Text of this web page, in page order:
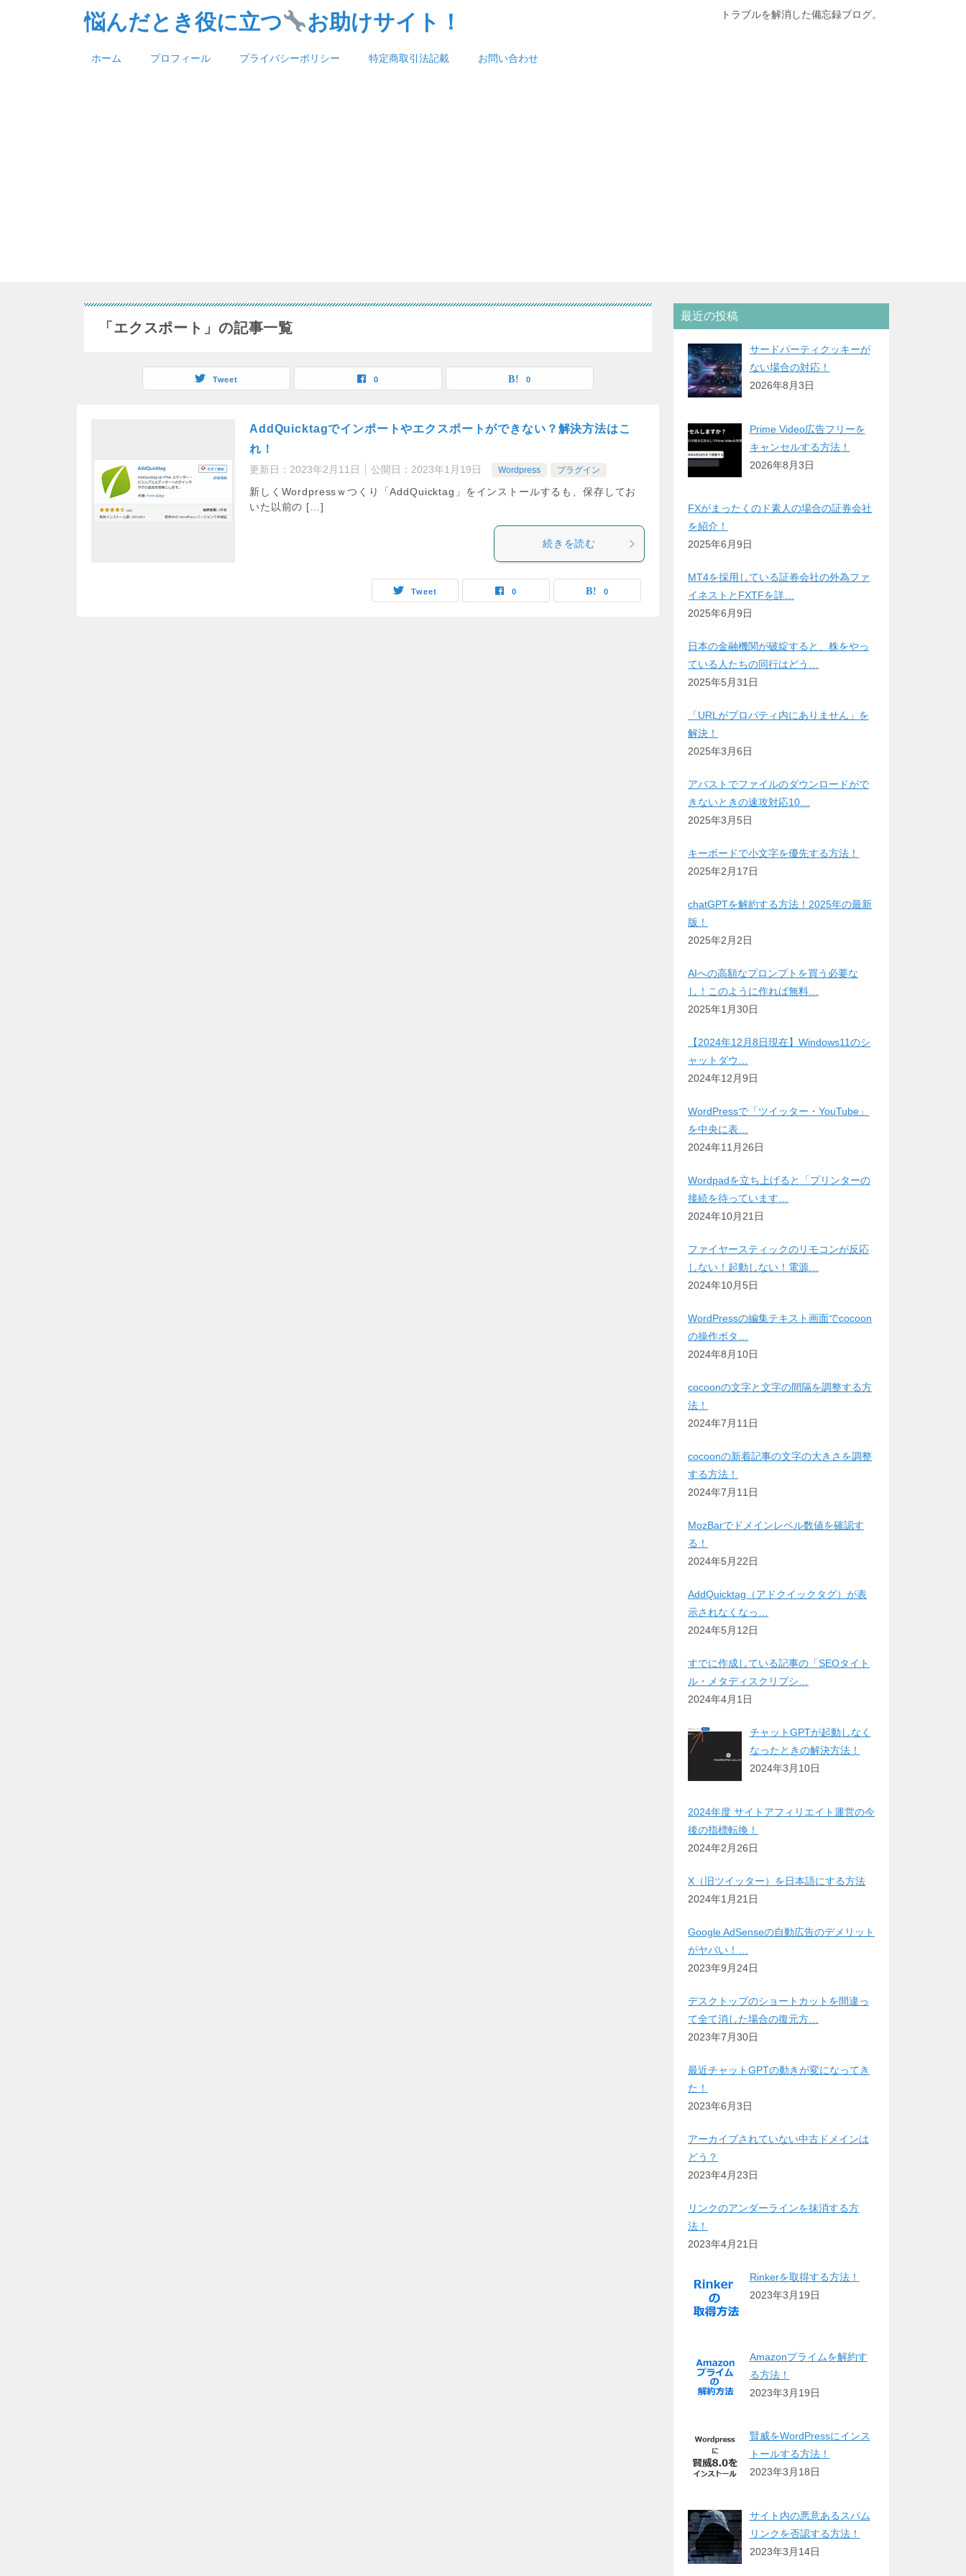
悩んだとき役に立つ お助けサイト！ トラブルを解消した備忘録ブログ。
ホーム プロフィール プライバシーポリシー 特定商取引法記載 お問い合わせ
「エクスポート」の記事一覧
Tweet 0 0
AddQuicktagでインポートやエクスポートができない？解決方法はこ
れ！
更新日： 2023年2月11日 公開日： 2023年1月19日 Wordpress プラグイン
新しくWordpressｗつくり「AddQuicktag」をインストールするも、保存してお
いた以前の […]
続きを読む
Tweet 0 0
最近の投稿
サードパーティクッキーが
ない場合の対応！
2026年8月3日
Prime Video広告フリーを
キャンセルする方法！
2026年8月3日
FXがまったくのド素人の場合の証券会社
を紹介！
2025年6月9日
MT4を採用している証券会社の外為ファ
イネストとFXTFを詳…
2025年6月9日
日本の金融機関が破綻すると、株をやっ
ている人たちの同行はどう…
2025年5月31日
「URLがプロパティ内にありません」を
解決！
2025年3月6日
アバストでファイルのダウンロードがで
きないときの速攻対応10…
2025年3月5日
キーボードで小文字を優先する方法！
2025年2月17日
chatGPTを解約する方法！2025年の最新
版！
2025年2月2日
AIへの高額なプロンプトを買う必要な
し！このように作れば無料…
2025年1月30日
【2024年12月8日現在】Windows11のシ
ャットダウ…
2024年12月9日
WordPressで「ツイッター・YouTube」
を中央に表…
2024年11月26日
Wordpadを立ち上げると「プリンターの
接続を待っています…
2024年10月21日
ファイヤースティックのリモコンが反応
しない！起動しない！電源…
2024年10月5日
WordPressの編集テキスト画面でcocoon
の操作ボタ…
2024年8月10日
cocoonの文字と文字の間隔を調整する方
法！
2024年7月11日
cocoonの新着記事の文字の大きさを調整
する方法！
2024年7月11日
MozBarでドメインレベル数値を確認す
る！
2024年5月22日
AddQuicktag（アドクイックタグ）が表
示されなくなっ…
2024年5月12日
すでに作成している記事の「SEOタイト
ル・メタディスクリプシ…
2024年4月1日
チャットGPTが起動しなく
なったときの解決方法！
2024年3月10日
2024年度 サイトアフィリエイト運営の今
後の指標転換！
2024年2月26日
X（旧ツイッター）を日本語にする方法
2024年1月21日
Google AdSenseの自動広告のデメリット
がヤバい！…
2023年9月24日
デスクトップのショートカットを間違っ
て全て消した場合の復元方…
2023年7月30日
最近チャットGPTの動きが変になってき
た！
2023年6月3日
アーカイブされていない中古ドメインは
どう？
2023年4月23日
リンクのアンダーラインを抹消する方
法！
2023年4月21日
Rinkerを取得する方法！
2023年3月19日
Amazonプライムを解約す
る方法！
2023年3月19日
賢威をWordPressにインス
トールする方法！
2023年3月18日
サイト内の悪意あるスパム
リンクを否認する方法！
2023年3月14日